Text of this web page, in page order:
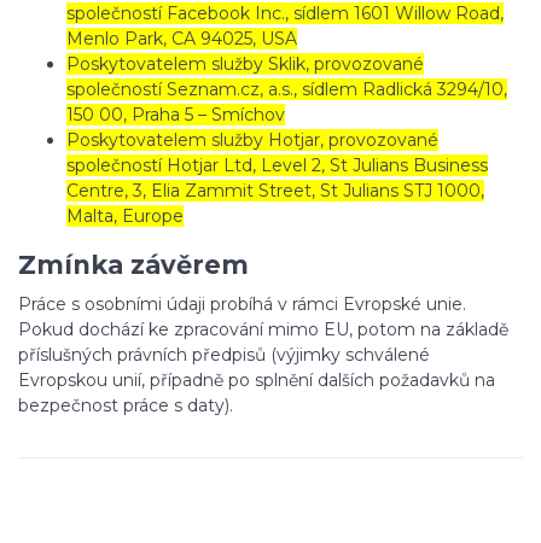
společností Facebook Inc., sídlem 1601 Willow Road,
Menlo Park, CA 94025, USA
Poskytovatelem služby Sklik, provozované
společností Seznam.cz, a.s., sídlem Radlická 3294/10,
150 00, Praha 5 – Smíchov
Poskytovatelem služby Hotjar, provozované
společností Hotjar Ltd, Level 2, St Julians Business
Centre, 3, Elia Zammit Street, St Julians STJ 1000,
Malta, Europe
Zmínka závěrem
Práce s osobními údaji probíhá v rámci Evropské unie.
Pokud dochází ke zpracování mimo EU, potom na základě
příslušných právních předpisů (výjimky schválené
Evropskou unií, případně po splnění dalších požadavků na
bezpečnost práce s daty).